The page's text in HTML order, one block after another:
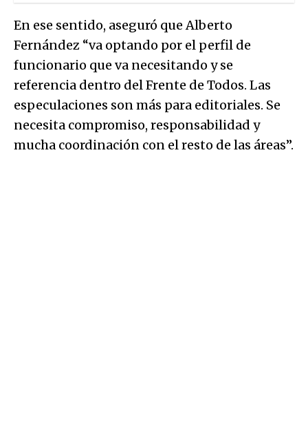
En ese sentido, aseguró que Alberto
Fernández “va optando por el perfil de
funcionario que va necesitando y se
referencia dentro del Frente de Todos. Las
especulaciones son más para editoriales. Se
necesita compromiso, responsabilidad y
mucha coordinación con el resto de las áreas”.